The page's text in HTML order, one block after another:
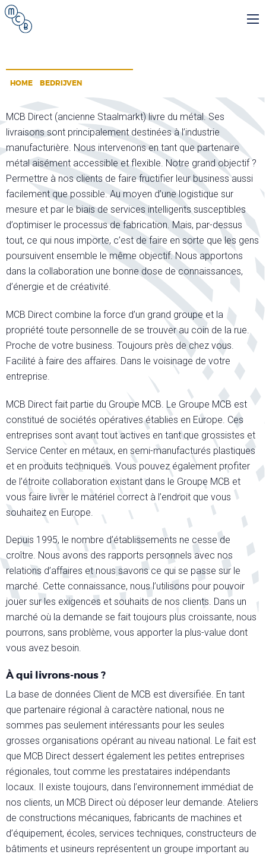
HOME BEDRIJVEN
MCB Direct (ancienne Staalmarkt) livre du métal. Ses
livraisons sont principalement destinées à l’industrie
manufacturière. Nous intervenons en tant que partenaire
métal aisément accessible et flexible. Notre grand objectif ?
Permettre à nos clients de faire fructifier leur business aussi
facilement que possible. Au moyen d’une logistique sur
mesure et par le biais de services intelligents susceptibles
d’optimiser le processus de fabrication. Mais, par-dessus
tout, ce qui nous importe, c’est de faire en sorte que les gens
poursuivent ensemble le même objectif. Nous apportons
dans la collaboration une bonne dose de connaissances,
d’énergie et de créativité.
MCB Direct combine la force d’un grand groupe et la
propriété toute personnelle de se trouver au coin de la rue.
Proche de votre business. Toujours près de chez vous.
Facilité à faire des affaires. Dans le voisinage de votre
entreprise.
MCB Direct fait partie du Groupe MCB. Le Groupe MCB est
constitué de sociétés opératives établies en Europe. Ces
entreprises sont avant tout actives en tant que grossistes et
Service Center en métaux, en semi-manufacturés plastiques
et en produits techniques. Vous pouvez également profiter
de l’étroite collaboration existant dans le Groupe MCB et
vous faire livrer le matériel correct à l’endroit que vous
souhaitez en Europe.
Depuis 1995, le nombre d’établissements ne cesse de
croître. Nous avons des rapports personnels avec nos
relations d’affaires et nous savons ce qui se passe sur le
marché. Cette connaissance, nous l’utilisons pour pouvoir
jouer sur les exigences et souhaits de nos clients. Dans un
marché où la demande se fait toujours plus croissante, nous
pourrons, sans problème, vous apporter la plus-value dont
vous avez besoin.
À qui livrons-nous ?
La base de données Client de MCB est diversifiée. En tant
que partenaire régional à caractère national, nous ne
sommes pas seulement intéressants pour les seules
grosses organisations opérant au niveau national. Le fait est
que MCB Direct dessert également les petites entreprises
régionales, tout comme les prestataires indépendants
locaux. Il existe toujours, dans l’environnement immédiat de
nos clients, un MCB Direct où déposer leur demande. Ateliers
de constructions mécaniques, fabricants de machines et
d’équipement, écoles, services techniques, constructeurs de
bâtiments et usineurs représentent un groupe important au